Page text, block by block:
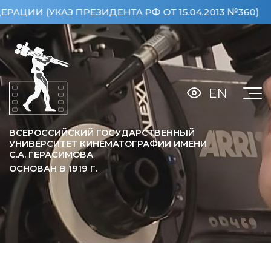
ПРЕЗИДЕНТА РФ ОТ 15.04.2013 №360)
ВСЕРОССИЙСКИЙ ГОСУДАРСТВЕННЫЙ
УНИВЕРСИТЕТ КИНЕМАТОГРАФИИ ИМЕНИ
С.А. ГЕРАСИМОВА
ОСНОВАН В 1919 Г.
EN